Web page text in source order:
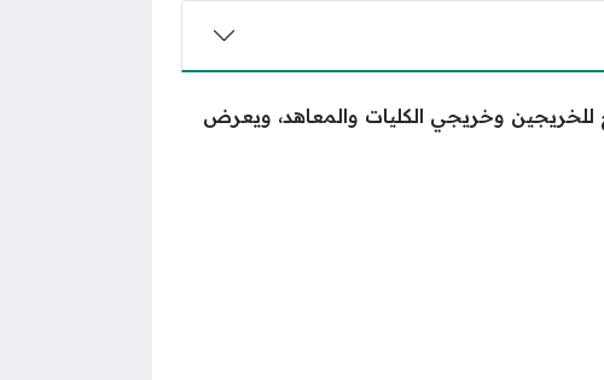
للخريجين وخريجي الكليات والمعاهد، ويعرض